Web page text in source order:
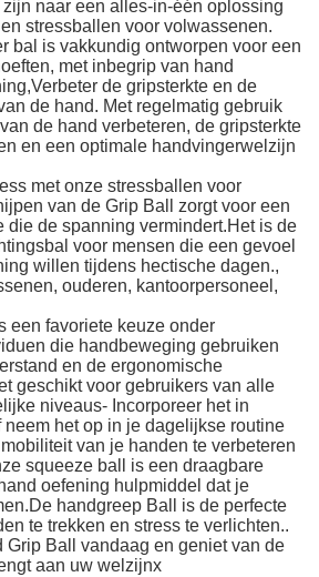
naar een alles-in-één oplossing
stressballen voor volwassenen.
bal is vakkundig ontworpen voor een
met inbegrip van hand
de gripsterkte en de
de hand. Met regelmatig gebruik
de hand verbeteren, de gripsterkte
en een optimale handvingerwelzijn
met onze stressballen voor
van de Grip Ball zorgt voor een
die de spanning vermindert.Het is de
voor mensen die een gevoel
willen tijdens hectische dagen.,
ouderen, kantoorpersoneel,
een favoriete keuze onder
die handbeweging gebruiken
en de ergonomische
geschikt voor gebruikers van alle
niveaus- Incorporeer het in
het op in je dagelijkse routine
van je handen te verbeteren
squeeze ball is een draagbare
oefening hulpmiddel dat je
handgreep Ball is de perfecte
te trekken en stress te verlichten..
Grip Ball vandaag en geniet van de
aan uw welzijnx